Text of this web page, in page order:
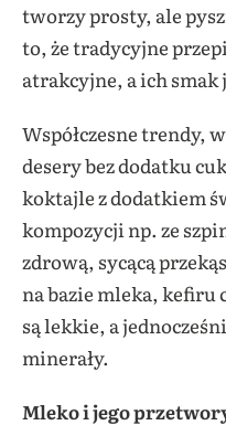
tworzy prosty, ale
to, że tradycyjne
atrakcyjne, a ich smak
Współczesne trendy,
desery bez dodatku
koktajle z dodatkiem
kompozycji np. ze
zdrową, sycącą
na bazie mleka, kefiru
są lekkie, a
minerały.
Mleko i jego